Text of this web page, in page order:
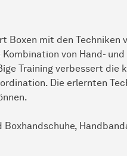
Boxen mit den
Kombination von Hand-
Training verbessert
Die erlernten
Boxhandschuhe,